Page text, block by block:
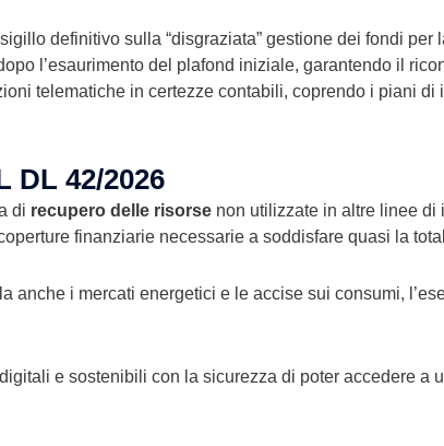
definitivo sulla “disgraziata” gestione dei fondi per
l’esaurimento del plafond iniziale, garantendo il
telematiche in certezze contabili, coprendo i piani
DL 42/2026
di recupero delle risorse non utilizzate in altre linee di
finanziarie necessarie a soddisfare quasi la
anche i mercati energetici e le accise sui consumi,
digitali e sostenibili con la sicurezza di poter accedere a